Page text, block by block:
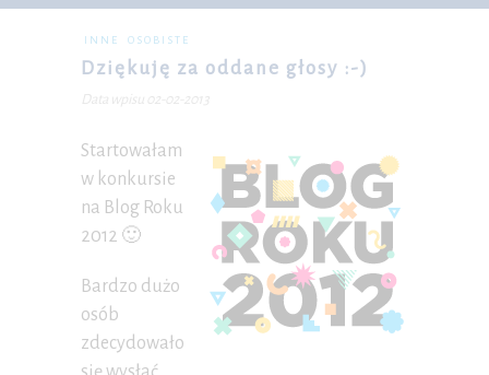
INNE OSOBISTE
Dziękuję za oddane głosy :-)
Data wpisu 02-02-2013
Startowałam
w konkursie
na Blog Roku
2012 🙂
Bardzo dużo
osób
zdecydowało